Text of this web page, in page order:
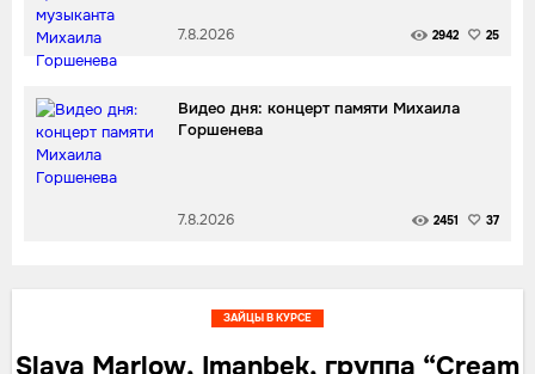
7.8.2026 2942 25
Видео дня: концерт памяти Михаила
Горшенева
7.8.2026 2451 37
Slava Marlow, Imanbek, группа “Cream
ЗАЙЦЫ В КУРСЕ